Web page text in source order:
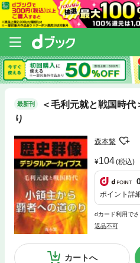
最新刊
＜毛利元就と戦国時
り
森本繁
104(税込)
ポイント詳
dカード利用で
返品不可
カートへ